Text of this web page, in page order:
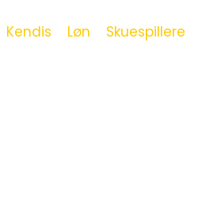
Kendis Løn Skuespillere